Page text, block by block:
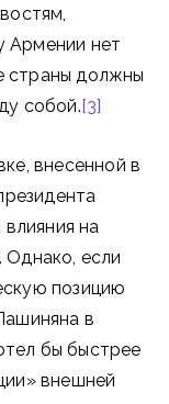
Армении нет
страны должны
собой.[3]
внесенной в
на
если
позицию
в
бы быстрее
внешней